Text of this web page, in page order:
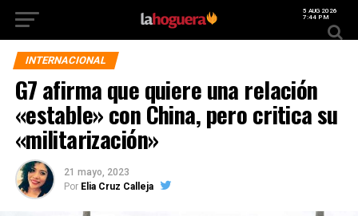
5 AUG 2026
7:44 PM
INTERNACIONAL
G7 afirma que quiere una relación
«estable» con China, pero critica su
«militarización»
21 mayo, 2023
Por Elia Cruz Calleja